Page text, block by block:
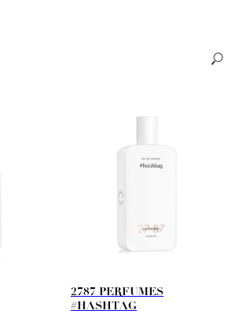
2787 PERFUMES
#HASHTAG